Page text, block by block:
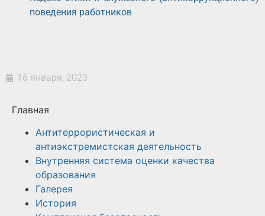
поведения работников
16 января, 2023
Главная
Антитеррористическая и
антиэкстремистская деятельность
Внутренняя система оценки качества
образования
Галерея
История